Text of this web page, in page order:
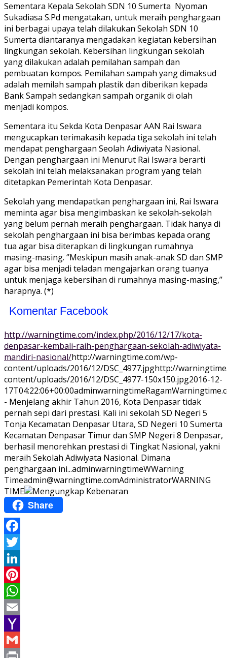
Sementara Kepala Sekolah SDN 10 Sumerta Nyoman
Sukadiasa S.Pd mengatakan, untuk meraih penghargaan
ini berbagai upaya telah dilakukan Sekolah SDN 10
Sumerta diantaranya mengadakan kegiatan kebersihan
lingkungan sekolah. Kebersihan lingkungan sekolah
yang dilakukan adalah pemilahan sampah dan
pembuatan kompos. Pemilahan sampah yang dimaksud
adalah memilah sampah plastik dan diberikan kepada
Bank Sampah sedangkan sampah organik di olah
menjadi kompos.
Sementara itu Sekda Kota Denpasar AAN Rai Iswara
mengucapkan terimakasih kepada tiga sekolah ini telah
mendapat penghargaan Seolah Adiwiyata Nasional.
Dengan penghargaan ini Menurut Rai Iswara berarti
sekolah ini telah melaksanakan program yang telah
ditetapkan Pemerintah Kota Denpasar.
Sekolah yang mendapatkan penghargaan ini, Rai Iswara
meminta agar bisa mengimbaskan ke sekolah-sekolah
yang belum pernah meraih penghargaan. Tidak hanya di
sekolah penghargaan ini bisa berimbas kepada orang
tua agar bisa diterapkan di lingkungan rumahnya
masing-masing. ‘’Meskipun masih anak-anak SD dan SMP
agar bisa menjadi teladan mengajarkan orang tuanya
untuk menjaga kebersihan di rumahnya masing-masing,’’
harapnya. (*)
Komentar Facebook
http://warningtime.com/index.php/2016/12/17/kota-
denpasar-kembali-raih-penghargaan-sekolah-adiwiyata-
mandiri-nasional/http://warningtime.com/wp-
content/uploads/2016/12/DSC_4977.jpghttp://
content/uploads/2016/12/DSC_4977-150x150.jpg2016-12-
17T04:22:06+00:00adminwarningtimeRagam
- Menjelang akhir Tahun 2016, Kota Denpasar tidak
pernah sepi dari prestasi. Kali ini sekolah SD Negeri 5
Tonja Kecamatan Denpasar Utara, SD Negeri 10 Sumerta
Kecamatan Denpasar Timur dan SMP Negeri 8 Denpasar,
berhasil menorehkan prestasi di Tingkat Nasional, yakni
meraih Sekolah Adiwiyata Nasional. Dimana
penghargaan ini...adminwarningtimeWWarning
Timeadmin@warningtime.comAdministratorWARNING
TIME
Share
Facebook
Twitter
LinkedIn
Pinterest
WhatsApp
Email
Yahoo